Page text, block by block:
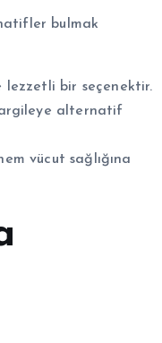
bulmak
lezzetli bir seçenektir.
alternatif
vücut sağlığına